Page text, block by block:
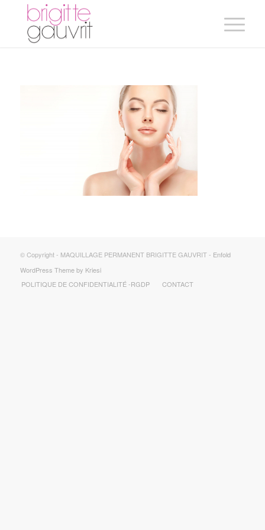
© Copyright - MAQUILLAGE PERMANENT BRIGITTE GAUVRIT - Enfold
WordPress Theme by Kriesi
POLITIQUE DE CONFIDENTIALITÉ -RGDP
CONTACT